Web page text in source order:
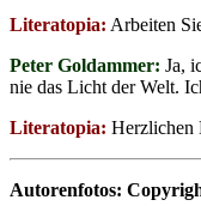
Literatopia: Arbeiten
Peter Goldammer: Ja,
nie das Licht der Welt.
Literatopia: Herzlichen
Autorenfotos: